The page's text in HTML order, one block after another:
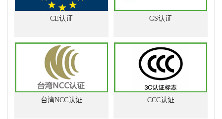
CE认证 GS认证
台湾NCC认证 CCC认证